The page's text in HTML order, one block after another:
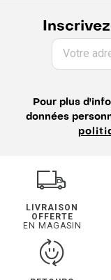
Votre
Pour plus
données
LIVRAISON
OFFERTE
EN MAGASIN